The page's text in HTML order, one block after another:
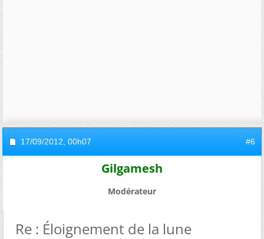
17/09/2012, 00h07 #6
Gilgamesh
Modérateur
Re : Éloignement de la lune